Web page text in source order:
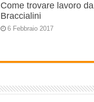
Come trovare lavoro da
Braccialini
6 Febbraio 2017